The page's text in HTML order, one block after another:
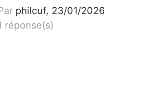
philcuf, 23/01/2026
réponse(s)